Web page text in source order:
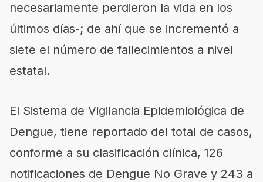
necesariamente perdieron la vida en los
últimos días-; de ahí que se incrementó a
siete el número de fallecimientos a nivel
estatal.
El Sistema de Vigilancia Epidemiológica de
Dengue, tiene reportado del total de casos,
conforme a su clasificación clínica, 126
notificaciones de Dengue No Grave y 243 a